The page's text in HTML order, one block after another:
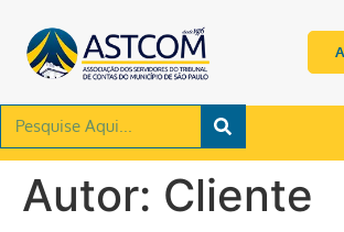
Autor: Cliente